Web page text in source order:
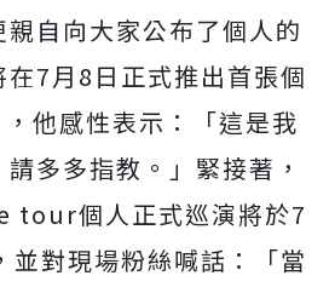
自向大家公布了個人的
在7月8日正式推出首張個
他感性表示：「這是我
多多指教。」緊接著，
tour個人正式巡演將於7
並對現場粉絲喊話：「當